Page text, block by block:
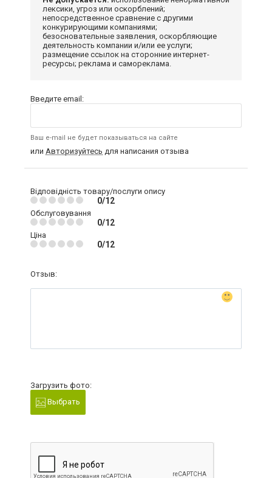
лексики, угроз или оскорблений;
непосредственное сравнение с другими
конкурирующими компаниями;
безосновательные заявления, оскорбляющие
деятельность компании и/или ее услуги;
размещение ссылок на сторонние интернет-
ресурсы; реклама и самореклама.
Введите email:
Ваш e-mail не будет показываться на сайте
или Авторизуйтесь для написания отзыва
Відповідність товару/послуги опису
0/12
Обслуговування
0/12
Ціна
0/12
Отзыв:
Загрузить фото:
Выбрать